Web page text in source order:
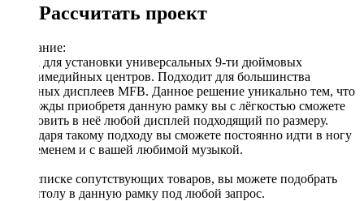
Рассчитать проект
Описание:
Рамка для установки универсальных 9-ти дюймовых
мультимедийных центров. Подходит для большинства
овальных дисплеев MFB. Данное решение уникально тем, что
единожды приобретя данную рамку вы с лёгкостью сможете
установить в неё любой дисплей подходящий по размеру.
Благодаря такому подходу вы сможете постоянно идти в ногу
со временем и с вашей любимой музыкой.
[!] В списке сопутствующих товаров, вы можете подобрать
магнитолу в данную рамку под любой запрос.